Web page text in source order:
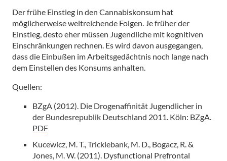
Der frühe Einstieg in den Cannabiskonsum hat
möglicherweise weitreichende Folgen. Je früher der
Einstieg, desto eher müssen Jugendliche mit kognitiven
Einschränkungen rechnen. Es wird davon ausgegangen,
dass die Einbußen im Arbeitsgedächtnis noch lange nach
dem Einstellen des Konsums anhalten.
Quellen:
BZgA (2012). Die Drogenaffinität Jugendlicher in
der Bundesrepublik Deutschland 2011. Köln: BZgA.
PDF
Kucewicz, M. T., Tricklebank, M. D., Bogacz, R. &
Jones, M. W. (2011). Dysfunctional Prefrontal